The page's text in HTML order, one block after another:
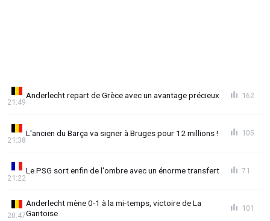
Anderlecht repart de Grèce avec un avantage précieux
21:49
162
L'ancien du Barça va signer à Bruges pour 12 millions !
21:38
105
Le PSG sort enfin de l'ombre avec un énorme transfert
21:22
71
Anderlecht mène 0-1 à la mi-temps, victoire de La
Gantoise
20:47
101